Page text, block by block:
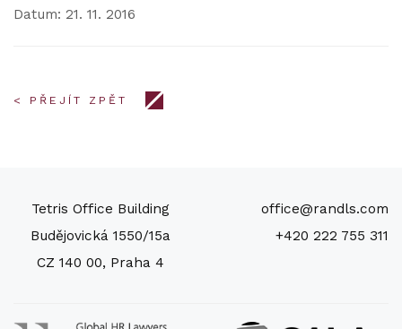
Datum: 21. 11. 2016
< PŘEJÍT ZPĚT
Tetris Office Building
Budějovická 1550/15a
CZ 140 00, Praha 4
office@randls.com
+420 222 755 311